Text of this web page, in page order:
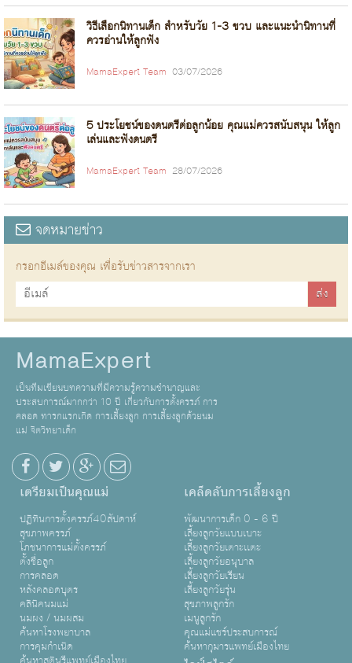
วิธีเลือกนิทานเด็ก สำหรับวัย 1-3 ขวบ และแนะนำนิทานที่
ควรอ่านให้ลูกฟัง
MamaExpert Team 03/07/2026
5 ประโยชน์ของดนตรีต่อลูกน้อย คุณแม่ควรสนับสนุน ให้ลูก
เล่นและฟังดนตรี
MamaExpert Team 28/07/2026
จดหมายข่าว
กรอกอีเมล์ของคุณ เพื่อรับข่าวสารจากเรา
MamaExpert
เป็นทีมเขียนบทความที่มีความรู้ความชำนาญและ
ประสบการณ์มากกว่า 10 ปี เกี่ยวกับการตั้งครรภ์ การ
คลอด ทารกแรกเกิด การเลี้ยงลูก การเลี้ยงลูกด้วยนม
แม่ จิตวิทยาเด็ก
เตรียมเป็นคุณแม่
ปฏิทินการตั้งครรภ์40สัปดาห์
สุขภาพครรภ์
โภชนาการแม่ตั้งครรภ์
ตั้งชื่อลูก
การคลอด
หลังคลอดบุตร
คลินิคนมแม่
นมผง / นมผสม
ค้นหาโรงพยาบาล
การคุมกำเนิด
เคล็ดลับการเลี้ยงลูก
พัฒนาการเด็ก 0 - 6 ปี
เลี้ยงลูกวัยแบบเบาะ
เลี้ยงลูกวัยเตาะเเตะ
เลี้ยงลูกวัยอนุบาล
เลี้ยงลูกวัยเรียน
เลี้ยงลูกวัยรุ่น
สุขภาพลูกรัก
เมนูลูกรัก
คุณแม่แชร์ประสบการณ์
ค้นหากุมารแพทย์เมืองไทย